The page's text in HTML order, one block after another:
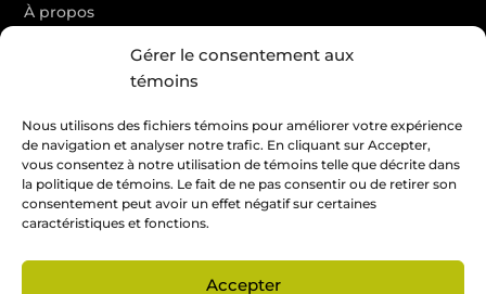
Gérer le consentement aux
témoins
Nous utilisons des fichiers témoins pour améliorer votre expérience
de navigation et analyser notre trafic. En cliquant sur Accepter,
vous consentez à notre utilisation de témoins telle que décrite dans
la politique de témoins. Le fait de ne pas consentir ou de retirer son
consentement peut avoir un effet négatif sur certaines
caractéristiques et fonctions.
Accepter
À propos
English
Soumission gratuite